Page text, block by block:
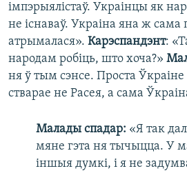
імпэрыялістаў. Украінцы як
не існаваў. Украіна яна ж сама
атрымалася». Карэспандэнт:
народам робіць, што хоча?»
ня ў тым сэнсе. Проста
стварае не Расея, а сама
Малады спадар: «Я так
мяне гэта ня тычыцца. У
іншыя думкі, і я не